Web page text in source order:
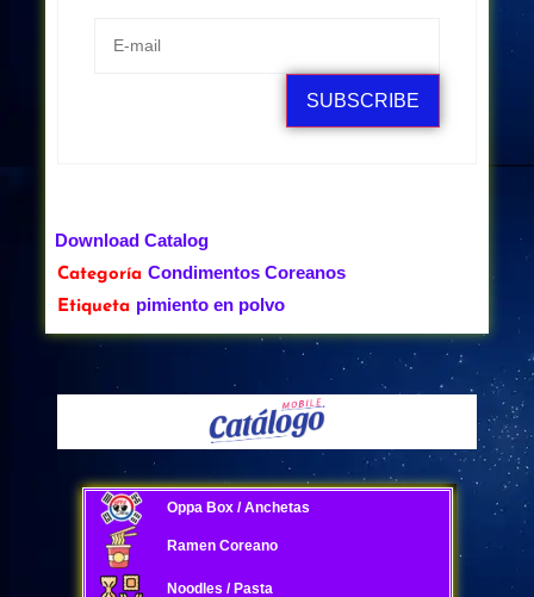
SUBSCRIBE
Download Catalog
Categoría Condimentos Coreanos
Etiqueta pimiento en polvo
Oppa Box / Anchetas
Ramen Coreano
Noodles / Pasta